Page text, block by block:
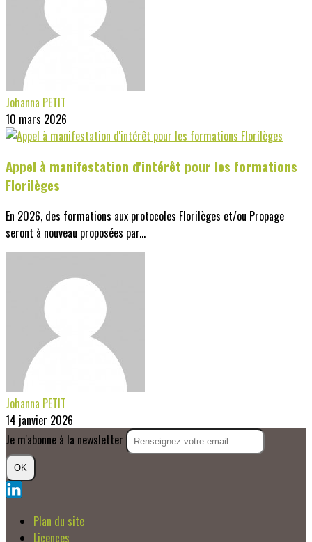
Johanna PETIT
10 mars 2026
Appel à manifestation d'intérêt pour les formations
Florilèges
En 2026, des formations aux protocoles Florilèges et/ou Propage
seront à nouveau proposées par...
Johanna PETIT
14 janvier 2026
Je m'abonne à la newsletter
OK
Plan du site
Licences